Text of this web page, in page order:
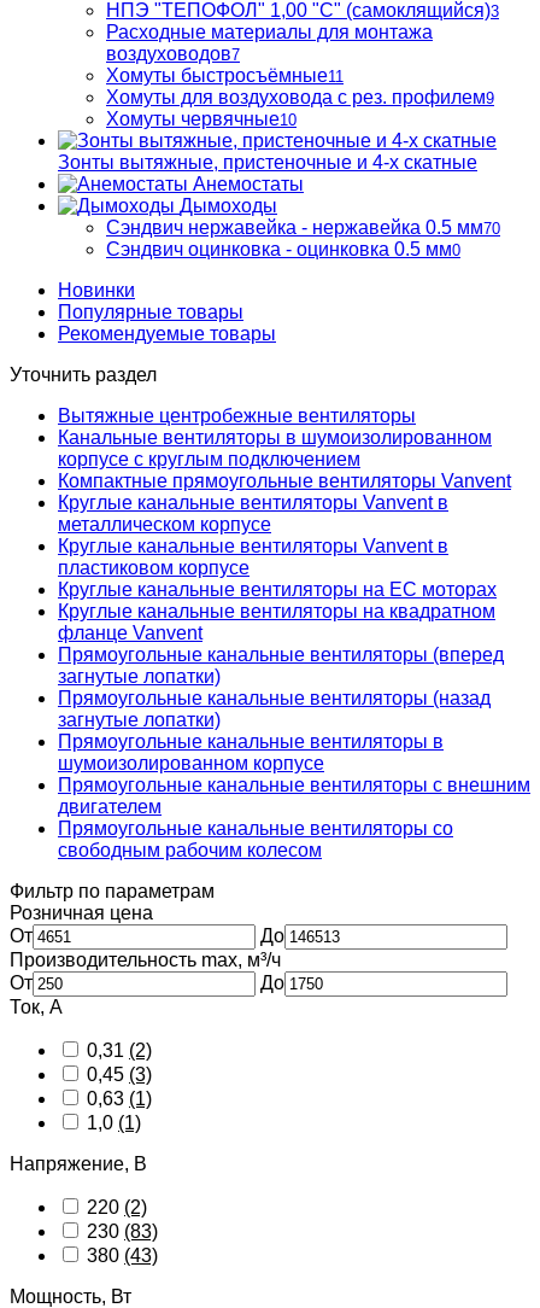
НПЭ "ТЕПОФОЛ" 1,00 "С" (самоклящийся)3
Расходные материалы для монтажа
воздуховодов7
Хомуты быстросъёмные11
Хомуты для воздуховода с рез. профилем9
Хомуты червячные10
Зонты вытяжные, пристеночные и 4-х скатные
Анемостаты
Дымоходы
Сэндвич нержавейка - нержавейка 0.5 мм70
Сэндвич оцинковка - оцинковка 0.5 мм0
Новинки
Популярные товары
Рекомендуемые товары
Уточнить раздел
Вытяжные центробежные вентиляторы
Канальные вентиляторы в шумоизолированном
корпусе с круглым подключением
Компактные прямоугольные вентиляторы Vanvent
Круглые канальные вентиляторы Vanvent в
металлическом корпусе
Круглые канальные вентиляторы Vanvent в
пластиковом корпусе
Круглые канальные вентиляторы на ЕС моторах
Круглые канальные вентиляторы на квадратном
фланце Vanvent
Прямоугольные канальные вентиляторы (вперед
загнутые лопатки)
Прямоугольные канальные вентиляторы (назад
загнутые лопатки)
Прямоугольные канальные вентиляторы в
шумоизолированном корпусе
Прямоугольные канальные вентиляторы с внешним
двигателем
Прямоугольные канальные вентиляторы со
свободным рабочим колесом
Фильтр по параметрам
Розничная цена
От
До
Производительность max, м³/ч
От
До
Ток, А
0,31 (2)
0,45 (3)
0,63 (1)
1,0 (1)
Напряжение, В
220 (2)
230 (83)
380 (43)
Мощность, Вт